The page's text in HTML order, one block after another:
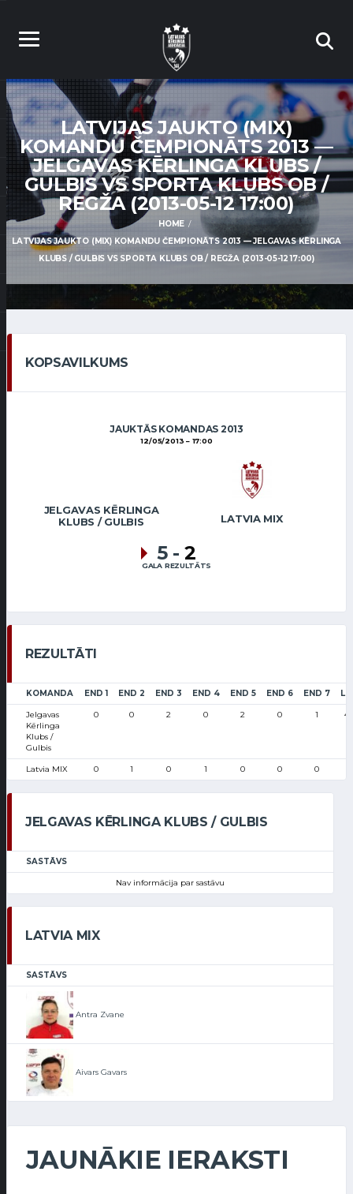
LATVIJAS JAUKTO (MIX)
KOMANDU ČEMPIONĀTS 2013 —
JELGAVAS KĒRLINGA KLUBS /
GULBIS VS SPORTA KLUBS OB /
REGŽA (2013-05-12 17:00)
HOME
LATVIJAS JAUKTO (MIX) KOMANDU ČEMPIONĀTS 2013 — JELGAVAS KĒRLINGA
KLUBS / GULBIS VS SPORTA KLUBS OB / REGŽA (2013-05-12 17:00)
KOPSAVILKUMS
JAUKTĀS KOMANDAS 2013
12/05/2013 17:00
JELGAVAS KĒRLINGA
KLUBS / GULBIS
LATVIA MIX
5 - 2
GALA REZULTĀTS
REZULTĀTI
KOMANDA END 1 END 2 END 3 END 4 END 5 END 6 END 7
Jelgavas
Kērlinga
Klubs /
Gulbis
0 0 2 0 2 0 1
Latvia MIX 0 1 0 1 0 0 0
JELGAVAS KĒRLINGA KLUBS / GULBIS
SASTĀVS
Nav informācija par sastāvu
LATVIA MIX
SASTĀVS
Antra Zvane
Aivars Gavars
JAUNĀKIE IERAKSTI